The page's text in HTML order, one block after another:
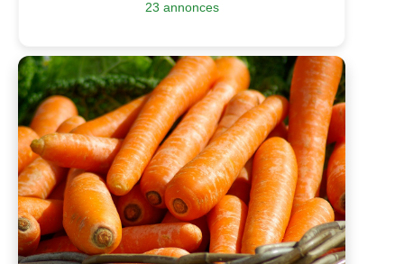
23 annonces